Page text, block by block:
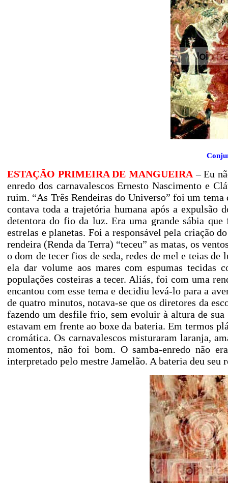
ESTAÇÃO PRIMEIRA DE MANGUEIRA– Eu
enredo dos carnavalescos Ernesto Nascimento e
ruim. “As Três Rendeiras do Universo” foi um
contava toda a trajetória humana após a expulsão
detentora do fio da luz. Era uma grande sábia
estrelas e planetas. Foi a responsável pela criação
rendeira (Renda da Terra) “teceu” as matas, os
o dom de tecer fios de seda, redes de mel e teias
ela dar volume aos mares com espumas tecidas
populações costeiras a tecer. Aliás, foi com uma
encantou com esse tema e decidiu levá-lo para a
de quatro minutos, notava-se que os diretores da
fazendo um desfile frio, sem evoluir à altura de
estavam em frente ao boxe da bateria. Em termos
cromática. Os carnavalescos misturaram laranja,
momentos, não foi bom. O samba-enredo não
interpretado pelo mestre Jamelão. A bateria deu